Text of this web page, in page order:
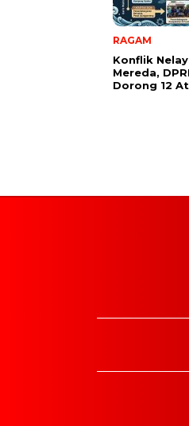
RAGAM
Konflik
Mereda,
Dorong 12